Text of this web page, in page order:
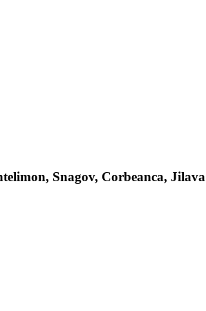
Snagov, Corbeanca, Jilava